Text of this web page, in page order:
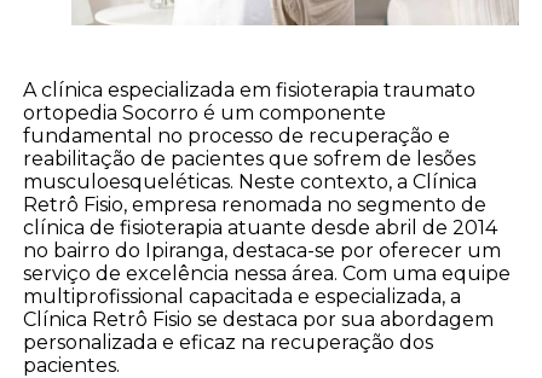
A clínica especializada em fisioterapia traumato
ortopedia Socorro é um componente
fundamental no processo de recuperação e
reabilitação de pacientes que sofrem de lesões
musculoesqueléticas. Neste contexto, a Clínica
Retrô Fisio, empresa renomada no segmento de
clínica de fisioterapia atuante desde abril de 2014
no bairro do Ipiranga, destaca-se por oferecer um
serviço de excelência nessa área. Com uma equipe
multiprofissional capacitada e especializada, a
Clínica Retrô Fisio se destaca por sua abordagem
personalizada e eficaz na recuperação dos
pacientes.